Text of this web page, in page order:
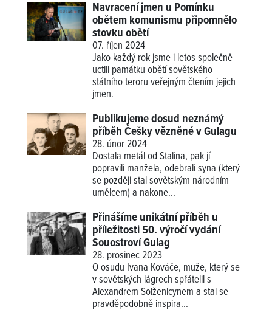
Navracení jmen u Pomínku
obětem komunismu připomnělo
stovku obětí
07. říjen 2024
Jako každý rok jsme i letos společně
uctili památku obětí sovětského
státního teroru veřejným čtením jejich
jmen.
Publikujeme dosud neznámý
příběh Češky vězněné v Gulagu
28. únor 2024
Dostala metál od Stalina, pak jí
popravili manžela, odebrali syna (který
se později stal sovětským národním
umělcem) a nakone...
Přinášíme unikátní příběh u
příležitosti 50. výročí vydání
Souostroví Gulag
28. prosinec 2023
O osudu Ivana Kováče, muže, který se
v sovětských lágrech spřátelil s
Alexandrem Solženicynem a stal se
pravděpodobně inspira...